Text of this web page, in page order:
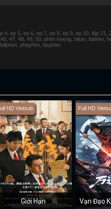
ep 5, ep 6, ep 7, ep 8, ep 9, ep 10, tập 21,
47, 48, 49, 50, phim keeng, bilutv, biphim,
phephim, bluphim
HD Vietsub
Giới Hạn
Full HD